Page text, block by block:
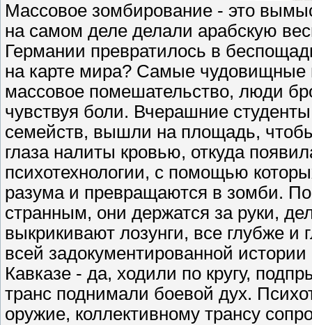
Массовое зомбирование - это
на самом деле делали арабскую
Германии превратилось в
на карте мира? Самые чудовищные
массовое помешательство, люди
чувствуя боли. Вчерашние
семейств, вышли на площадь,
глаза налиты кровью, откуда
психотехнологии, с помощью
разума и превращаются в зомби.
странным, они держатся за руки,
выкрикивают лозунги, все глубже и
всей задокументированной
Кавказе - да, ходили по кругу,
транс поднимали боевой дух.
оружие, коллективному трансу